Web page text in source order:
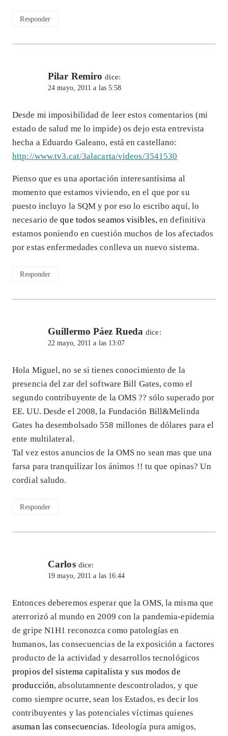
Responder
Pilar Remiro dice:
24 mayo, 2011 a las 5:58
Desde mi imposibilidad de leer estos comentarios (mi
estado de salud me lo impide) os dejo esta entrevista
hecha a Eduardo Galeano, está en castellano:
http://www.tv3.cat/3alacarta/videos/3541530
Pienso que es una aportación interesantísima al
momento que estamos viviendo, en el que por su
puesto incluyo la SQM y por eso lo escribo aquí, lo
necesario deque todos seamos visibles, en definitiva
estamos poniendo en cuestión muchos de los afectados
por estas enfermedades conlleva un nuevo sistema.
Responder
Guillermo Páez Rueda dice:
22 mayo, 2011 a las 13:07
Hola Miguel, no se si tienes conocimiento de la
presencia del zar del software Bill Gates, como el
segundo contribuyente de la OMS ?? sólo superado por
EE. UU. Desde el 2008, la Fundación Bill&Melinda
Gates ha desembolsado 558 millones de dólares para el
ente multilateral.
Tal vez estos anuncios de la OMS no sean mas que una
farsa para tranquilizar los ánimos !! tu que opinas? Un
cordial saludo.
Responder
Carlos dice:
19 mayo, 2011 a las 16:44
Entonces deberemos esperar que la OMS, la misma que
aterrorizó al mundo en 2009 con la pandemia-epidemia
de gripe N1H1 reconozca como patologías en
humanos, las consecuencias de la exposición a factores
producto de la actividad y desarrollos tecnológicos
propios del sistema capitalista y sus modos de
producción, absolutamnente descontrolados, y que
como siempre ocurre, sean los Estados, es decir los
contribuyentes y las potenciales víctimas quienes
asuman las consecuencias. Ideología pura amigos,